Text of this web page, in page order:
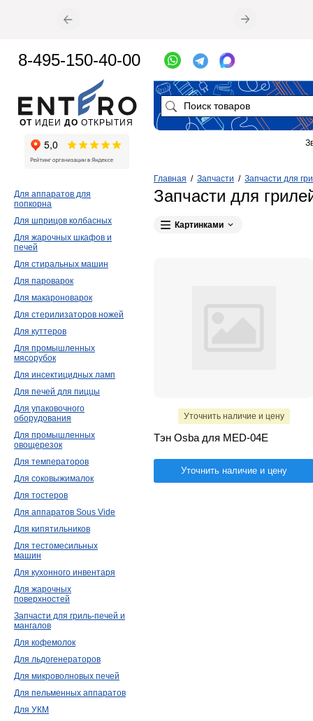
Главная / Запчасти / Запчасти для
Запчасти для
Картинками
Уточнить наличие и цену
Тэн Osba для MED-04E
Уточнить наличие и цену
Для аппаратов для
попкорна
Для шприцов колбасных
Для жарочных шкафов и
печей
Для стиральных машин
Для пароварок
Для макароноварок
Для стерилизаторов ножей
Для куттеров
Для промышленных
мясорубок
Для инсектицидных ламп
Для печей для пиццы
Для упаковочного
оборудования
Для промышленных
овощерезок
Для температоров
Для соковыжималок
Для тостеров
Для аппаратов Sous Vide
Для кипятильников
Для тестомесильных
машин
Для кухонного инвентаря
Для жарочных
поверхностей
Запчасти для гриль-печей и
мангалов
Для кофемолок
Для льдогенераторов
Для микроволновых печей
Для пельменных аппаратов
Для УКМ
ОТ ИДЕИ ДО ОТКРЫТИЯ
8-495-150-40-00